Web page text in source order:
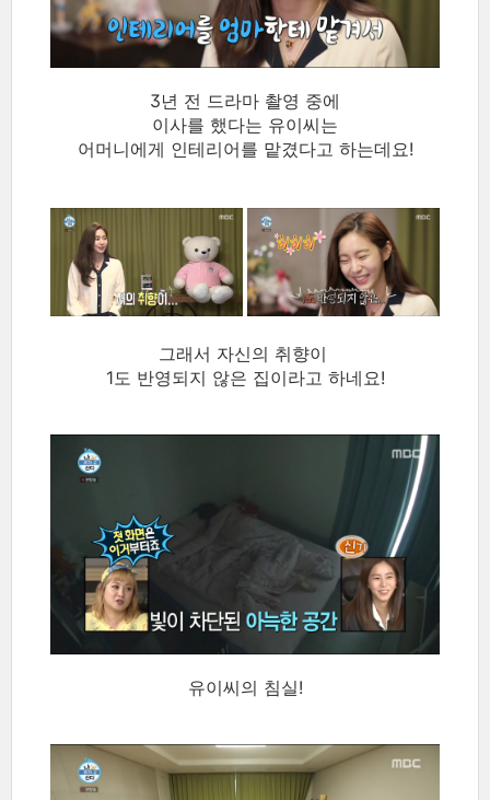
3년 전 드라마 촬영 중에
이사를 했다는 유이씨는
어머니에게 인테리어를 맡겼다고 하는데요!
그래서 자신의 취향이
1도 반영되지 않은 집이라고 하네요!
유이씨의 침실!